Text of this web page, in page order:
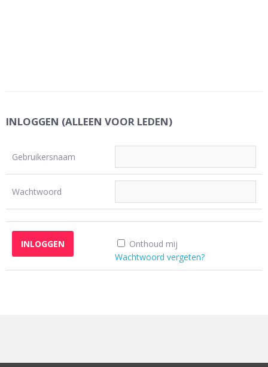
INLOGGEN (ALLEEN VOOR LEDEN)
Gebruikersnaam
Wachtwoord
Onthoud mij
Wachtwoord vergeten?